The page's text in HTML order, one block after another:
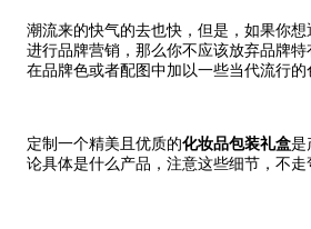
潮流来的快气的去也快，但是，如果你
进行品牌营销，那么你不应该放弃品牌
在品牌色或者配图中加以一些当代流行的
定制一个精美且优质的化妆品包装礼盒是
论具体是什么产品，注意这些细节，不走